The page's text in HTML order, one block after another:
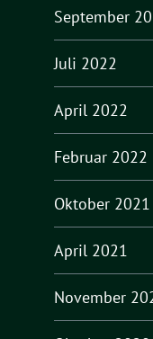
September
Juli 2022
April 2022
Februar 2022
Oktober 2021
April 2021
November